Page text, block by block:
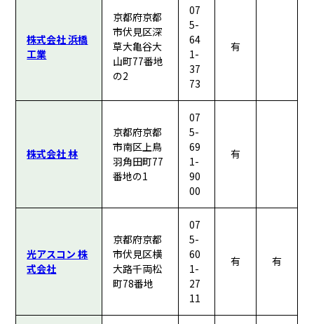
株式会社 浜橋
工業
京都府京都
市伏見区深
草大亀谷大
山町77番地
の2
07
5-
64
1-
37
73
有
株式会社 林
京都府京都
市南区上鳥
羽角田町77
番地の1
07
5-
69
1-
90
00
有
光アスコン 株
式会社
京都府京都
市伏見区横
大路千両松
町78番地
07
5-
60
1-
27
11
有 有